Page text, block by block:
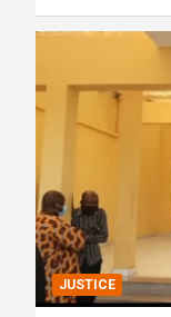
JUSTICE